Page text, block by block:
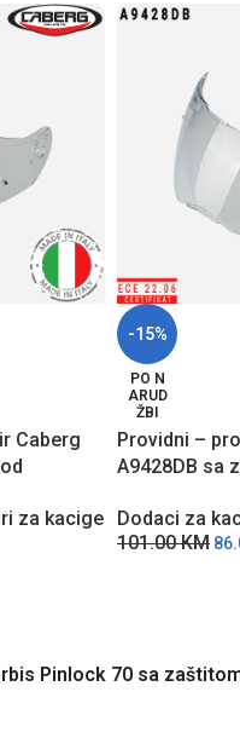
Caberg
za kacige
-15%
PO N
ARUD
ŽBI
Providni –
A9428DB sa
kaciga
Dodaci za
101.00KM
Pinlock 70 sa